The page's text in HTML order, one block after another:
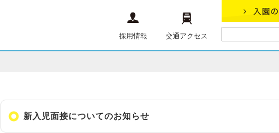
採用情報 交通アクセス
新入児面接についてのお知らせ